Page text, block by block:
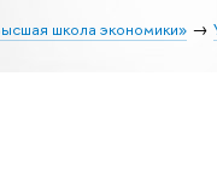
школа экономики»